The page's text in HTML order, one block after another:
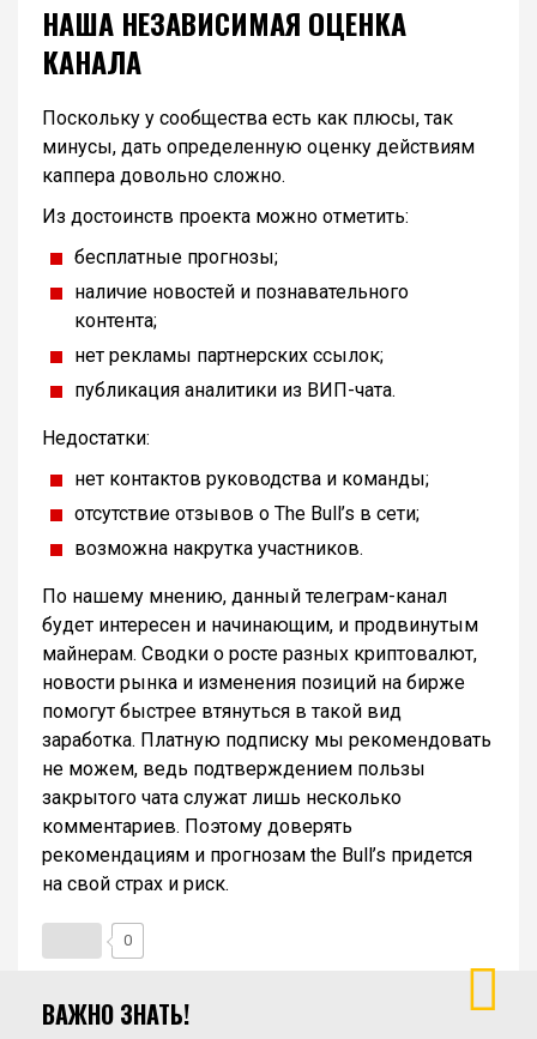
НАША НЕЗАВИСИМАЯ ОЦЕНКА
КАНАЛА
Поскольку у сообщества есть как плюсы, так
минусы, дать определенную оценку действиям
каппера довольно сложно.
Из достоинств проекта можно отметить:
бесплатные прогнозы;
наличие новостей и познавательного
контента;
нет рекламы партнерских ссылок;
публикация аналитики из ВИП-чата.
Недостатки:
нет контактов руководства и команды;
отсутствие отзывов о The Bull’s в сети;
возможна накрутка участников.
По нашему мнению, данный телеграм-канал
будет интересен и начинающим, и продвинутым
майнерам. Сводки о росте разных криптовалют,
новости рынка и изменения позиций на бирже
помогут быстрее втянуться в такой вид
заработка. Платную подписку мы рекомендовать
не можем, ведь подтверждением пользы
закрытого чата служат лишь несколько
комментариев. Поэтому доверять
рекомендациям и прогнозам the Bull’s придется
на свой страх и риск.
0
ВАЖНО ЗНАТЬ!